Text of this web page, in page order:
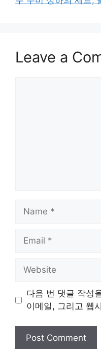
Leave a
Name
Email
Website
다음 번 댓글 작성
이메일, 그리고 웹